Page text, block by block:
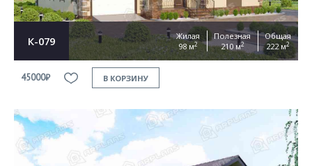
К-079
Жилая
98 м2
Полезная
210 м2
Общая
222 м2
45000₽ В КОРЗИНУ